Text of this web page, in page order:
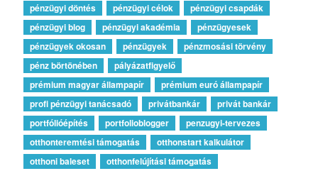
pénzügyi döntés
pénzügyi célok
pénzügyi csapdák
pénzügyi blog
pénzügyi akadémia
pénzügyesek
pénzügyek okosan
pénzügyek
pénzmosási törvény
pénz börtönében
pályázatfigyelő
prémium magyar állampapír
prémium euró állampapír
profi pénzügyi tanácsadó
privátbankár
privát bankár
portfólióépítés
portfolioblogger
penzugyi-tervezes
otthonteremtési támogatás
otthonstart kalkulátor
otthoni baleset
otthonfelújítási támogatás